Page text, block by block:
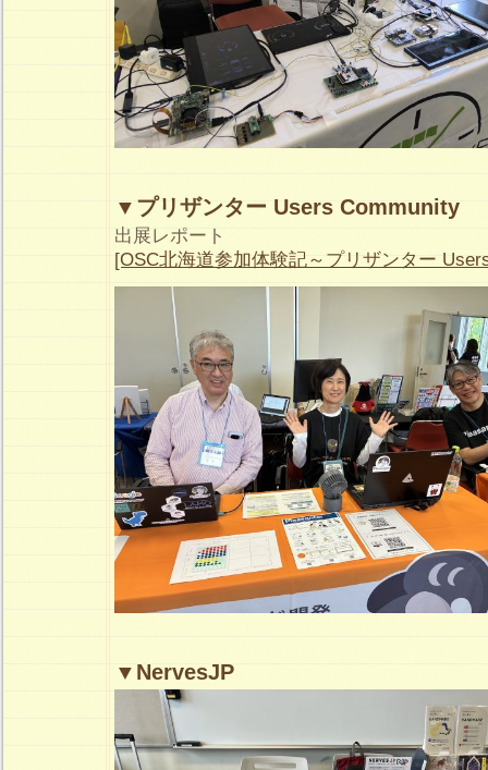
▼プリザンター Users Community
出展レポート
[OSC北海道参加体験記～プリザンター
▼NervesJP